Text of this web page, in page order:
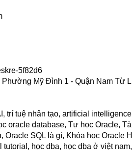
5f82d6
Mỹ Đình 1 - Quận Nam Từ
tuệ nhân tạo, artificial
oracle database, Tự học Oracle,
SQL là gì, Khóa học Oracle
học dba, học dba ở việt